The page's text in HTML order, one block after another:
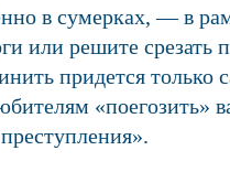
в сумерках, — в
или решите срезать
придется только
«поегозить»